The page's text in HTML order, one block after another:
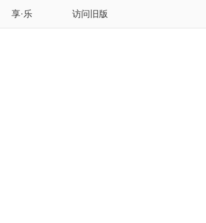
享·乐 访问旧版